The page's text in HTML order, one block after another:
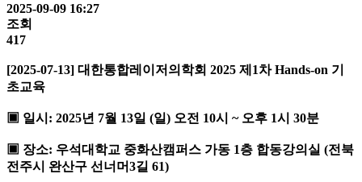
2025-09-09 16:27
조회
417
[2025-07-13] 대한통합레이저의학회 2025 제1차 Hands-on 기
초교육
▣ 일시: 2025년 7월 13일 (일) 오전 10시 ~ 오후 1시 30분
▣ 장소: 우석대학교 중화산캠퍼스 가동 1층 합동강의실 (전북
전주시 완산구 선너머3길 61)